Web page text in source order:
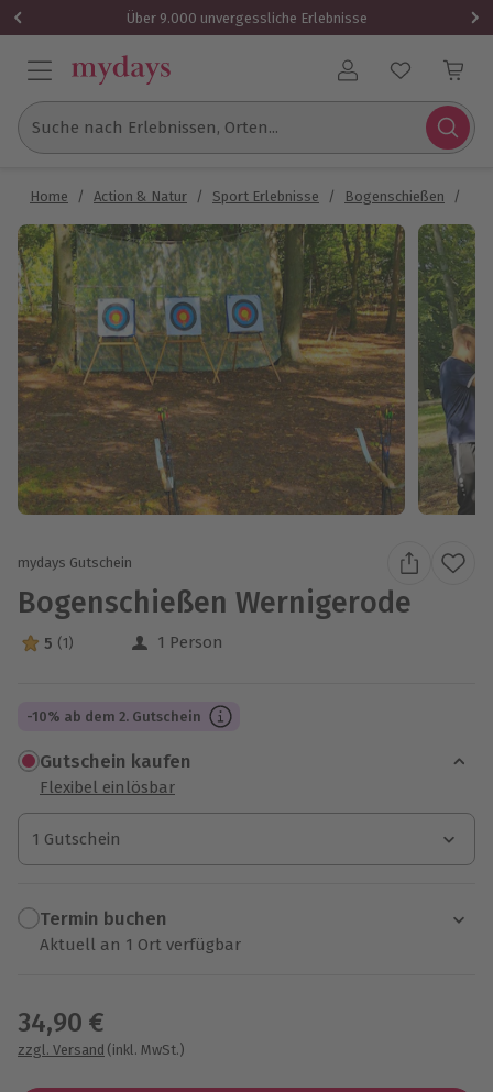
Über 9.000 unvergessliche Erlebnisse
Benutzerkonto
Suche nach Erlebnissen, Orten...
Home / Action & Natur / Sport Erlebnisse / Bogenschießen /
mydays Gutschein
Bogenschießen Wernigerode
5 Sterne von 5 aus 1 Bewertungen
5 (1) 1 Person
-10% ab dem 2. Gutschein
Gutschein kaufen
Flexibel einlösbar
1 Gutschein
1 Gutschein
1 Gutschein
Termin buchen
Aktuell an 1 Ort verfügbar
34,90 €
zzgl. Versand (inkl. MwSt.)